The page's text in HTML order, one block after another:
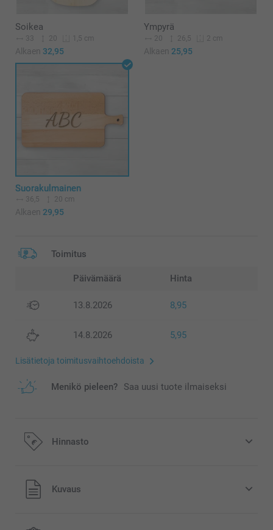
Soikea
33 20 1,5 cm
Alkaen 32,95
Ympyrä
20 26,5 2 cm
Alkaen 25,95
Suorakulmainen
36,5 20 cm
Alkaen 29,95
Toimitus
Päivämäärä Hinta
13.8.2026 8,95
14.8.2026 5,95
Lisätietoja toimitusvaihtoehdoista
Menikö pieleen? Saa uusi tuote ilmaiseksi
Hinnasto
Kaikki hinnat ovat euroina, sisältävät arvonlisäveron ja
eivät sisällä postikuluja.
Kuvaus